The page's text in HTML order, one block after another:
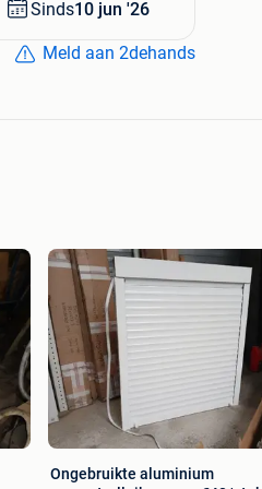
Sinds10 jun '26
Meld aan 2dehands
Ongebruikte aluminium